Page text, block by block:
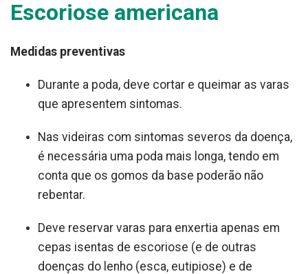
Escoriose americana
Medidas preventivas
Durante a poda, deve cortar e queimar as varas
que apresentem sintomas.
Nas videiras com sintomas severos da doença,
é necessária uma poda mais longa, tendo em
conta que os gomos da base poderão não
rebentar.
Deve reservar varas para enxertia apenas em
cepas isentas de escoriose (e de outras
doenças do lenho (esca, eutipiose) e de